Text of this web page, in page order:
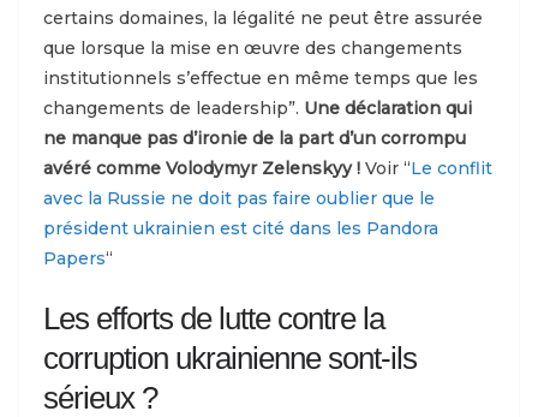
certains domaines, la légalité ne peut être assurée
que lorsque la mise en œuvre des changements
institutionnels s’effectue en même temps que les
changements de leadership”. Une déclaration qui
ne manque pas d’ironie de la part d’un corrompu
avéré comme Volodymyr Zelenskyy ! Voir “Le conflit
avec la Russie ne doit pas faire oublier que le
président ukrainien est cité dans les Pandora
Papers“
Les efforts de lutte contre la
corruption ukrainienne sont-ils
sérieux ?